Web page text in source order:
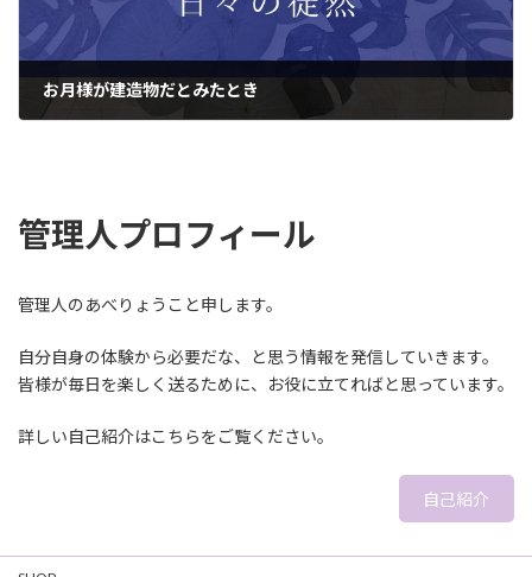
お月様が建造物だとみたとき
管理人プロフィール
管理人のあべりょうこと申します。
自分自身の体験から必要だな、と思う情報を発信していきます。
皆様が毎日を楽しく送るために、お役に立てればと思っています。
詳しい自己紹介はこちらをご覧ください。
自己紹介